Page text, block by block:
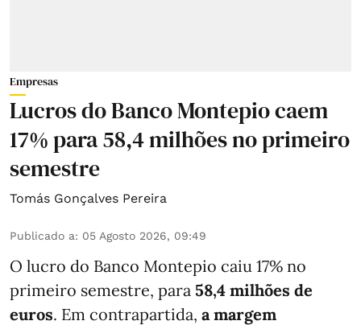
Empresas
Lucros do Banco Montepio caem
17% para 58,4 milhões no primeiro
semestre
Tomás Gonçalves Pereira
Publicado a: 05 Agosto 2026, 09:49
O lucro do Banco Montepio caiu 17% no
primeiro semestre, para 58,4 milhões de
euros. Em contrapartida, a margem